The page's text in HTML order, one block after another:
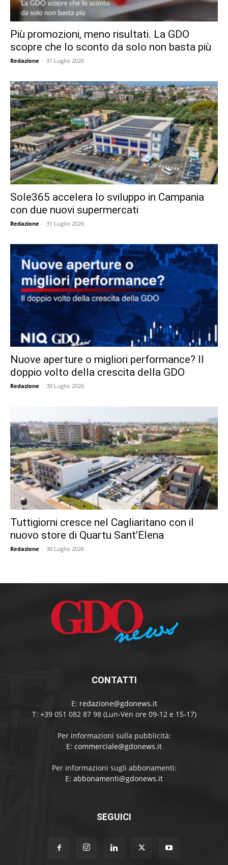
Più promozioni, meno risultati. La GDO
scopre che lo sconto da solo non basta più
Redazione - 31 Luglio 2026
Sole365 accelera lo sviluppo in Campania
con due nuovi supermercati
Redazione - 31 Luglio 2026
Nuove aperture o migliori performance? Il
doppio volto della crescita della GDO
Redazione - 30 Luglio 2026
Tuttigiorni cresce nel Cagliaritano con il
nuovo store di Quartu Sant’Elena
Redazione - 30 Luglio 2026
CONTATTI
E: redazione@gdonews.it
T: +39 051 082 87 98 (Lun-Ven ore 09-12 e 15-17)
Per informazioni sulla pubblicità:
E: commerciale@gdonews.it
Per informazioni sugli abbonamenti:
E: abbonamenti@gdonews.it
SEGUICI